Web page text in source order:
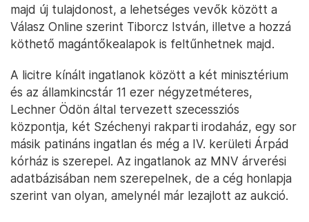
majd új tulajdonost, a lehetséges vevők között a
Válasz Online szerint Tiborcz István, illetve a hozzá
köthető magántőkealapok is feltűnhetnek majd.
A licitre kínált ingatlanok között a két minisztérium
és az államkincstár 11 ezer négyzetméteres,
Lechner Ödön által tervezett szecessziós
központja, két Széchenyi rakparti irodaház, egy sor
másik patináns ingatlan és még a IV. kerületi Árpád
kórház is szerepel. Az ingatlanok az MNV árverési
adatbázisában nem szerepelnek, de a cég honlapja
szerint van olyan, amelynél már lezajlott az aukció.